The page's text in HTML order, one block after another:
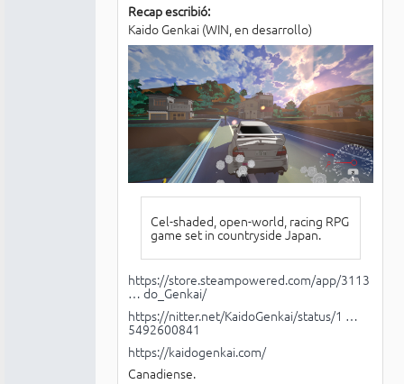
Recap escribió:
Kaido Genkai (WIN, en desarrollo)
Cel-shaded, open-world, racing RPG
game set in countryside Japan.
https://store.steampowered.com/app/3113
… do_Genkai/
https://nitter.net/KaidoGenkai/status/1 …
5492600841
https://kaidogenkai.com/
Canadiense.